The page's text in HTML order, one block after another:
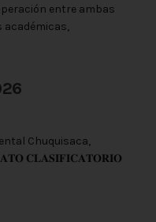
entre ambas
académicas,
Chuquisaca,
𝐂𝐋𝐀𝐒𝐈𝐅𝐈𝐂𝐀𝐓𝐎𝐑𝐈𝐎